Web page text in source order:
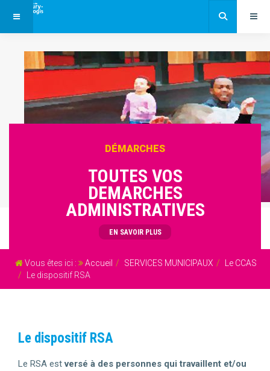
DÉMARCHES
TOUTES VOS
DEMARCHES
ADMINISTRATIVES
EN SAVOIR PLUS
Vous êtes ici : Accueil SERVICES MUNICIPAUX
Le CCAS
Le dispositif RSA
Le dispositif RSA
Le RSA estversé à des personnes qui travaillent et/ou